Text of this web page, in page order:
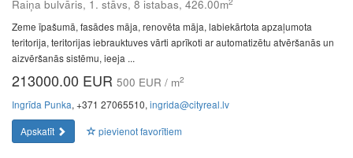
Raiņa bulvāris, 1. stāvs, 8 istabas, 426.00m
Zeme īpašumā, fasādes māja, renovēta māja, labiekārtota apzaļumota
teritorija, teritorijas iebrauktuves vārti aprīkoti ar automatizētu atvēršanās un
aizvēršanās sistēmu, ieeja ...
213000.00 EUR 500 EUR / m2
Ingrīda Punka, +371 27065510, ingrida@cityreal.lv
Apskatīt
pievienot favorītiem